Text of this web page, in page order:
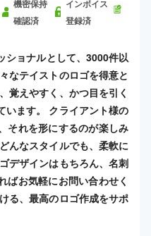
機密保持
確認済
インボイス
登録済
ショナルとして、3000件以
なテイストのロゴを得意と
覚えやすく、かつ目を引く
います。 クライアント様の
それを形にするのが楽しみ
んなスタイルでも、柔軟に
デザインはもちろん、名刺
ばお気軽にお問い合わせく
る、最高のロゴ作成をサポ